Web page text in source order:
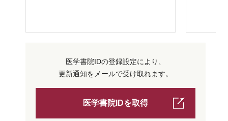
医学書院IDの登録設定により、
更新通知をメールで受け取れます。
医学書院IDを取得